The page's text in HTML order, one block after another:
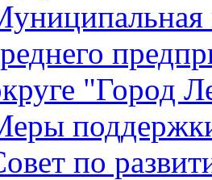
"Город
по